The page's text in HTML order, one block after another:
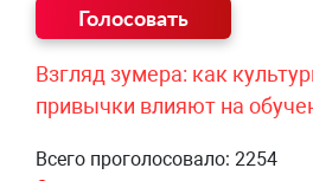
Взгляд зумера: как
привычки влияют на
Всего проголосовало: 2254